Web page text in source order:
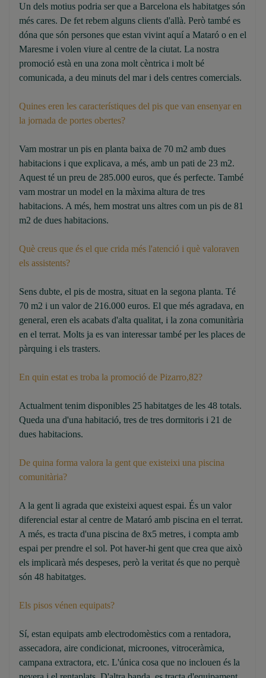
Un dels motius podria ser que a Barcelona els habitatges són
més cares. De fet rebem alguns clients d'allà. Però també es
dóna que són persones que estan vivint aquí a Mataró o en el
Maresme i volen viure al centre de la ciutat. La nostra
promoció està en una zona molt cèntrica i molt bé
comunicada, a deu minuts del mar i dels centres comercials.
Quines eren les característiques del pis que van ensenyar en
la jornada de portes obertes?
Vam mostrar un pis en planta baixa de 70 m2 amb dues
habitacions i que explicava, a més, amb un pati de 23 m2.
Aquest té un preu de 285.000 euros, que és perfecte. També
vam mostrar un model en la màxima altura de tres
habitacions. A més, hem mostrat uns altres com un pis de 81
m2 de dues habitacions.
Què creus que és el que crida més l'atenció i què valoraven
els assistents?
Sens dubte, el pis de mostra, situat en la segona planta. Té
70 m2 i un valor de 216.000 euros. El que més agradava, en
general, eren els acabats d'alta qualitat, i la zona comunitària
en el terrat. Molts ja es van interessar també per les places de
pàrquing i els trasters.
En quin estat es troba la promoció de Pizarro,82?
Actualment tenim disponibles 25 habitatges de les 48 totals.
Queda una d'una habitació, tres de tres dormitoris i 21 de
dues habitacions.
De quina forma valora la gent que existeixi una piscina
comunitària?
A la gent li agrada que existeixi aquest espai. És un valor
diferencial estar al centre de Mataró amb piscina en el terrat.
A més, es tracta d'una piscina de 8x5 metres, i compta amb
espai per prendre el sol. Pot haver-hi gent que crea que això
els implicarà més despeses, però la veritat és que no perquè
són 48 habitatges.
Els pisos vénen equipats?
Sí, estan equipats amb electrodomèstics com a rentadora,
assecadora, aire condicionat, microones, vitroceràmica,
campana extractora, etc. L'única cosa que no inclouen és la